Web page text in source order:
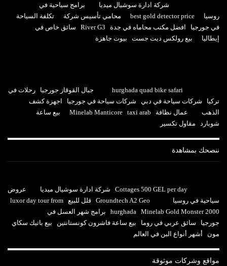
شركة ادارة سوشيال ميديا
برامج سياحية في
روسيا
best gold detector price محامي تأسيس شركة
تكلفة السياحة
في جورجيا
افضل مكتب محاماه في جدة River G3
سائق خاص في
إيطاليا
بيع رولكس ديت جست بيوت جاهزة
hurghada quad bike safari جبال القوقاز جورجيا
رحلات في
تركيا
شركات سياحة في دبي شركات سياحة في جورجيا
اجهزة كشف
الذهب
عمال نظافة Minelab Manticore taxi arab
بيع ساعة
شوبارد
مقاول تكسير
ننصحك بمشاهدة
Cottages 500 GEL per day شركة ادارة سوشيال ميديا
عروض
سياحية في روسيا
Groundtech A2 Geo فلل للبيع luxor day tour from
hurghada Minelab Gold Monster 2000
برامج شهر العسل في
جورجيا
سائق عربي في روما بيع ساعة فاشرون كونستانتين
بيع باتيك سكاي
مون
أشهر أنواع البن في العالم
مواقع وشركات موثوقة